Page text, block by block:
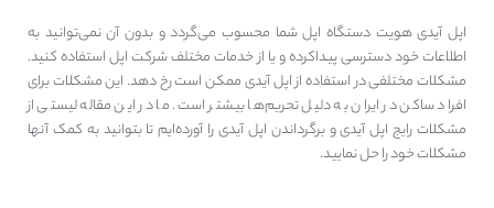
اپل آیدی هویت دستگاه اپل شما محسوب می‌گردد و بدون آن نمی‌توانید به
اطلاعات خود دسترسی پیدا‌کرده و یا از خدمات مختلف شرکت اپل استفاده کنید.
مشکلات مختلفی در استفاده از اپل آیدی ممکن است رخ دهد. این مشکلات برای
افراد ساکن در ایران به دلیل تحریم‌ها بیشتر است. ما در این مقاله لیستی از
مشکلات رایج اپل آیدی و برگرداندن اپل آیدی را آورده‌ایم تا بتوانید به کمک آنها
مشکلات خود را حل نمایید.